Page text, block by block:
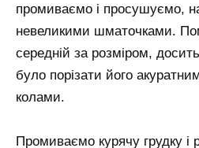
промиваємо і просушуємо,
невеликими шматочками.
середній за розміром,
було порізати його
колами.
Промиваємо курячу грудку і